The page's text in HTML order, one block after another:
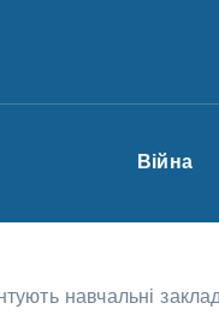
Війна
навчальні